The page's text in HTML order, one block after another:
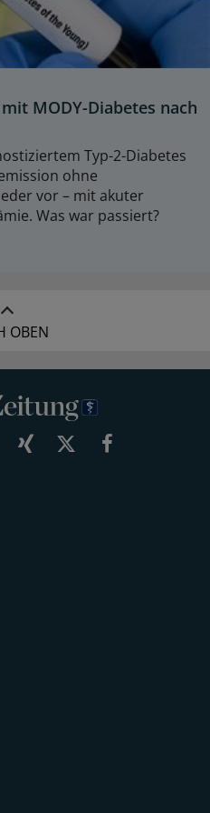
MODY-Diabetes nach
Typ-2-Diabetes
ohne
vor – mit akuter
Was war passiert?
OBEN